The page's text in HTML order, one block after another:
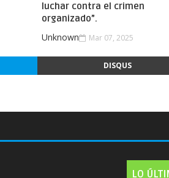
luchar contra el crimen
organizado”.
Unknown Mar 07, 2025
DISQUS
LO